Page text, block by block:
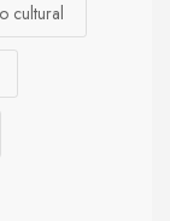
cultural